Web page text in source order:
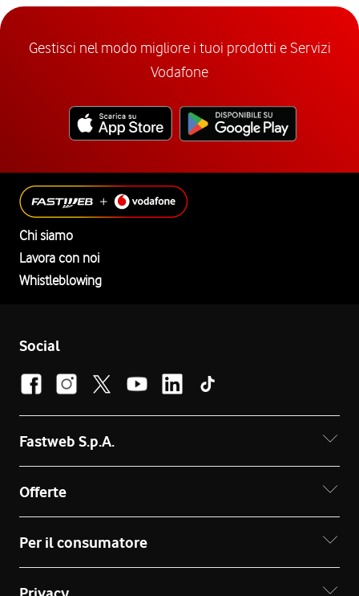
Gestisci nel modo migliore i tuoi prodotti e Servizi
Vodafone
Chi siamo
Lavora con noi
Whistleblowing
Social
Fastweb S.p.A.
Offerte
Per il consumatore